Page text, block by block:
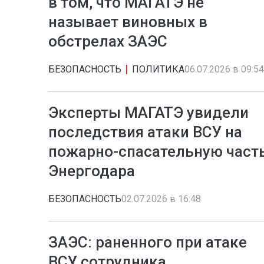
называет виновных в
обстрелах ЗАЭС
БЕЗОПАСНОСТЬ ПОЛИТИКА06.07.2026 в 09:54
Эксперты МАГАТЭ увидели
последствия атаки ВСУ на
пожарно-спасательную
Энергодара
БЕЗОПАСНОСТЬ02.07.2026 в 16:48
ЗАЭС: раненного при атаке